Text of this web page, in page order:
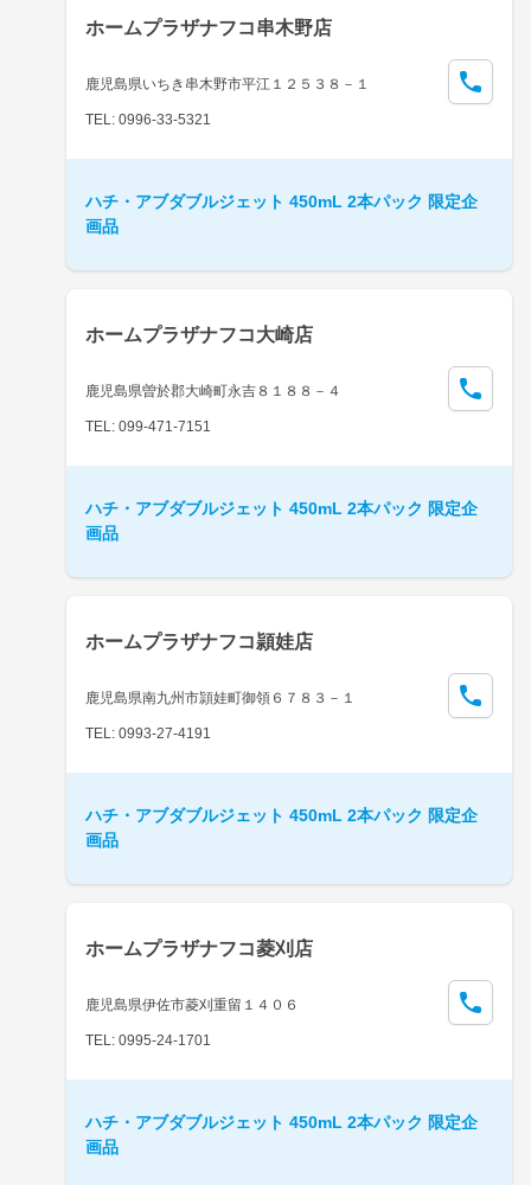
ホームプラザナフコ串木野店
鹿児島県いちき串木野市平江１２５３８－１
TEL: 0996-33-5321
ハチ・アブダブルジェット 450mL 2本パック 限定企
画品
ホームプラザナフコ大崎店
鹿児島県曽於郡大崎町永吉８１８８－４
TEL: 099-471-7151
ハチ・アブダブルジェット 450mL 2本パック 限定企
画品
ホームプラザナフコ頴娃店
鹿児島県南九州市頴娃町御領６７８３－１
TEL: 0993-27-4191
ハチ・アブダブルジェット 450mL 2本パック 限定企
画品
ホームプラザナフコ菱刈店
鹿児島県伊佐市菱刈重留１４０６
TEL: 0995-24-1701
ハチ・アブダブルジェット 450mL 2本パック 限定企
画品